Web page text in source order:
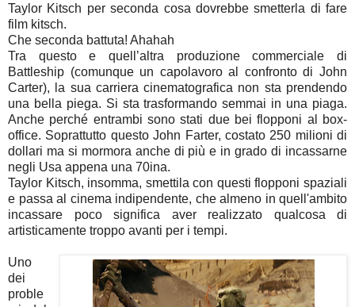
Taylor Kitsch per seconda cosa dovrebbe smetterla di fare
film kitsch.
Che seconda battuta! Ahahah
Tra questo e quell’altra produzione commerciale di
Battleship (comunque un capolavoro al confronto di John
Carter), la sua carriera cinematografica non sta prendendo
una bella piega. Si sta trasformando semmai in una piaga.
Anche perché entrambi sono stati due bei flopponi al box-
office. Soprattutto questo John Farter, costato 250 milioni di
dollari ma si mormora anche di più e in grado di incassarne
negli Usa appena una 70ina.
Taylor Kitsch, insomma, smettila con questi flopponi spaziali
e passa al cinema indipendente, che almeno in quell'ambito
incassare poco significa aver realizzato qualcosa di
artisticamente troppo avanti per i tempi.
Uno
dei
proble